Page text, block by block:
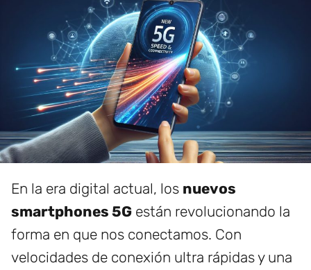
En la era digital actual, los nuevos
smartphones 5G están revolucionando la
forma en que nos conectamos. Con
velocidades de conexión ultra rápidas y una